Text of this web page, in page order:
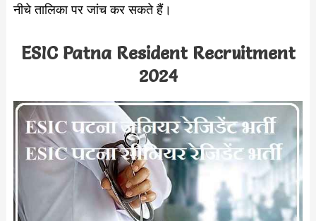
नीचे तालिका पर जांच कर सकते हैं।
ESIC Patna Resident Recruitment
2024